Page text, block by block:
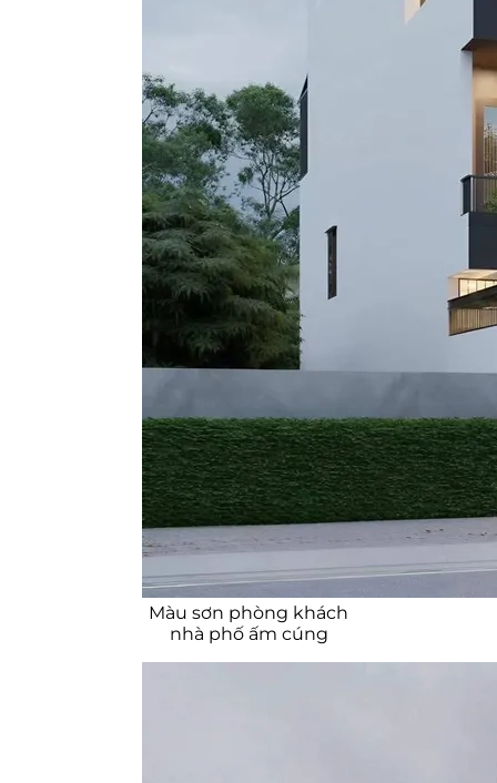
Màu sơn ngoại thất nhà phố hợp
mệnh
Lớp sơn giúp sơn nhà phố chống
nóng